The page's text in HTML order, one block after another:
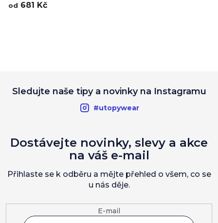
je
od 681 Kč
Sledujte naše tipy a novinky na Instagramu
#utopywear
E-mail
Dostávejte novinky, slevy a akce
na váš e-mail
Přihlaste se k odběru a mějte přehled o všem, co se
u nás děje.